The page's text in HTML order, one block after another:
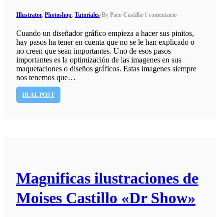
Illustrator, Photoshop, Tutoriales·By Paco Castilla·1 comentario
Cuando un diseñador gráfico empieza a hacer sus pinitos,
hay pasos ha tener en cuenta que no se le han explicado o
no creen que sean importantes. Uno de esos pasos
importantes es la optimización de las imagenes en sus
maquetaciones o diseños gráficos. Estas imagenes siempre
nos tenemos que…
IR AL POST
Magnificas ilustraciones de
Moises Castillo «Dr Show»